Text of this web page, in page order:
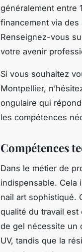
généralement entre
financement via
Renseignez-vous
votre avenir
Si vous souhaitez
Montpellier,
ongulaire qui
les compétences
Compétences
Dans le métier de
indispensable. Cela
nail art sophistiqué.
qualité du travail
de gel nécessite un
UV, tandis que la